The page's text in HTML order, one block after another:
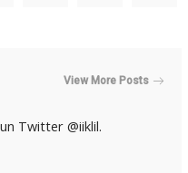
View More Posts
Twitter @iiklil.